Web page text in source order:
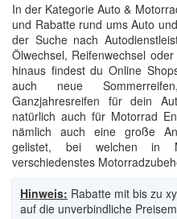
In der Kategorie Auto &
und Rabatte rund ums Auto
der Suche nach
Ölwechsel, Reifenwechsel
hinaus findest du Online
auch neue
Ganzjahresreifen für dein
natürlich auch für Motorrad
nämlich auch eine große
gelistet, bei welchen in
verschiedenstes
Hinweis: Rabatte mit bis zu
auf die unverbindliche